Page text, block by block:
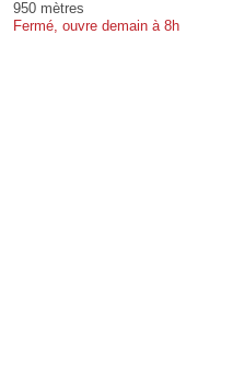
950 mètres
Fermé, ouvre demain à 8h